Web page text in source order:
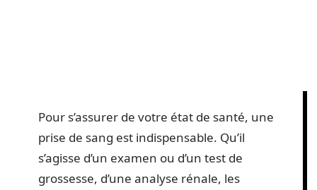
Pour s’assurer de votre état de santé, une
prise de sang est indispensable. Qu’il
s’agisse d’un examen ou d’un test de
grossesse, d’une analyse rénale, les